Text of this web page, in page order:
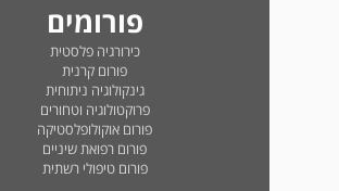
פורומים
כירורגיה פלסטית
פורום קרנית
גינקולוגיה ניתוחית
פרוקטולוגיה וטחורים
פורום אוקולופלסטיקה
פורום רפואת שיניים
פורום טיפולי רשתית